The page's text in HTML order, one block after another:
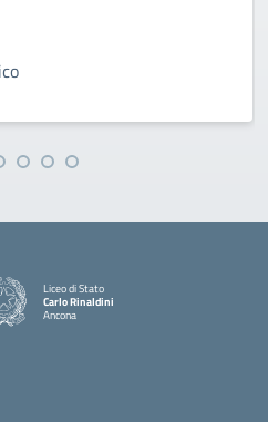
Liceo di Stato
Carlo Rinaldini
Ancona